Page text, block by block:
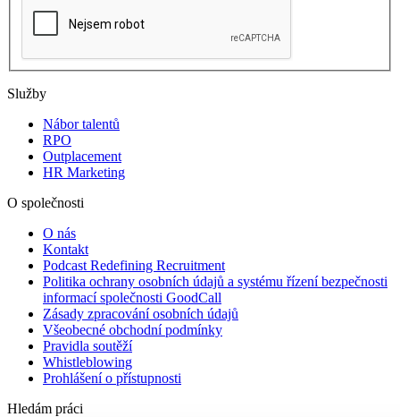
Služby
Nábor talentů
RPO
Outplacement
HR Marketing
O společnosti
O nás
Kontakt
Podcast Redefining Recruitment
Politika ochrany osobních údajů a systému řízení bezpečnosti
informací společnosti GoodCall
Zásady zpracování osobních údajů
Všeobecné obchodní podmínky
Pravidla soutěží
Whistleblowing
Prohlášení o přístupnosti
Hledám práci